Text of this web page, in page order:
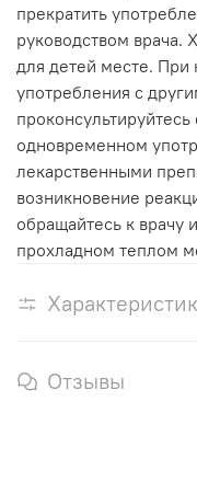
прекратить
руководством врача.
для детей месте.
употребления с
одновременном
лекарственными
возникновение
обращайтесь к врачу
прохладном теплом
Отзывы